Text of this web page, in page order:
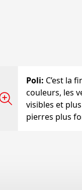
Poli: C’est la
couleurs, les
visibles et
pierres plus